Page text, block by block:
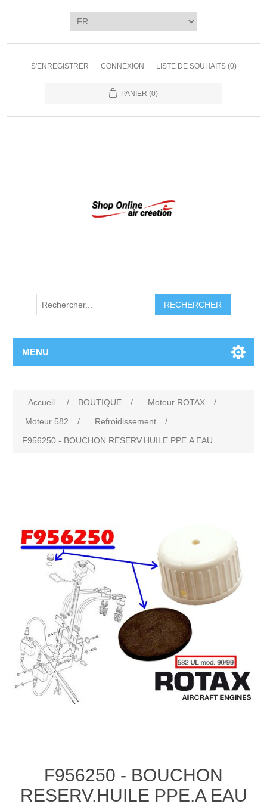
S'ENREGISTRER CONNEXION LISTE DE SOUHAITS (0)
PANIER (0)
RECHERCHER
MENU
Accueil / BOUTIQUE / Moteur ROTAX
/
Moteur 582
/ Refroidissement
/
F956250 - BOUCHON RESERV.HUILE PPE.A EAU
F956250 - BOUCHON
RESERV.HUILE PPE.A EAU